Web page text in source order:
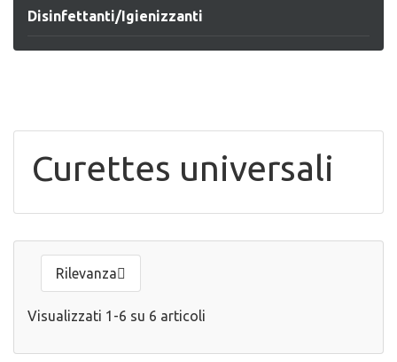
Disinfettanti/Igienizzanti
Curettes universali
Rilevanza
Visualizzati 1-6 su 6 articoli

